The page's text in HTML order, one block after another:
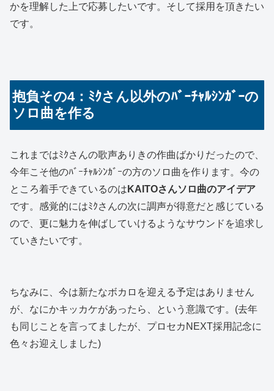
かを理解した上で応募したいです。そして採用を頂きたい
です。
抱負その4：ﾐｸさん以外のﾊﾞｰﾁｬﾙｼﾝｶﾞｰの
ソロ曲を作る
これまではﾐｸさんの歌声ありきの作曲ばかりだったので、
今年こそ他のﾊﾞｰﾁｬﾙｼﾝｶﾞｰの方のソロ曲を作ります。今の
ところ着手できているのは KAITOさんソロ曲のアイデア
です。感覚的にはﾐｸさんの次に調声が得意だと感じている
ので、更に魅力を伸ばしていけるようなサウンドを追求し
ていきたいです。
ちなみに、今は新たなボカロを迎える予定はありません
が、なにかキッカケがあったら、という意識です。(去年
も同じことを言ってましたが、プロセカNEXT採用記念に
色々お迎えしました)